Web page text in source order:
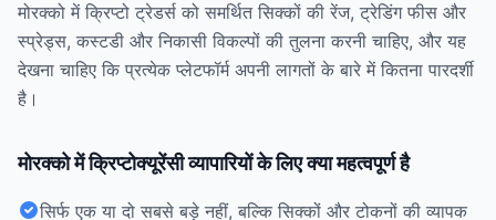
मोरक्को में क्रिप्टो ट्रेडर्स को समर्थित सिक्कों की रेंज, ट्रेडिंग फीस और
स्प्रेड्स, कस्टडी और निकासी विकल्पों की तुलना करनी चाहिए, और यह
देखना चाहिए कि प्रत्येक प्लेटफॉर्म अपनी लागतों के बारे में कितना पारदर्शी
है।
मोरक्को में क्रिप्टोक्यूरेंसी व्यापारियों के लिए क्या महत्वपूर्ण है
सिर्फ एक या दो सबसे बड़े नहीं, बल्कि सिक्कों और टोकनों की व्यापक